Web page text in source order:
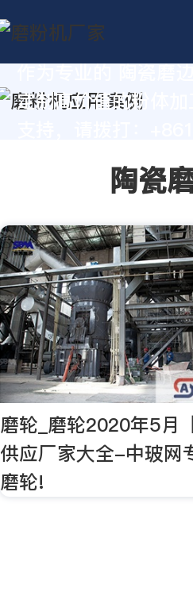
定制高价值的粉体加
陶瓷
磨轮_磨轮2020年5月
供应厂家大全-中玻网
磨轮!